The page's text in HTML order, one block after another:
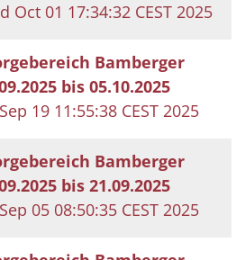
Oct 01 17:34:32 CEST 2025
Bamberger
bis 05.10.2025
19 11:55:38 CEST 2025
Bamberger
bis 21.09.2025
05 08:50:35 CEST 2025